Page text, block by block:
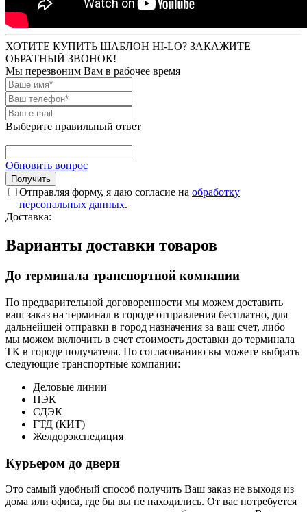
ХОТИТЕ КУПИТЬ ШАБЛОН HI-LO? ЗАКАЖИТЕ
ОБРАТНЫЙ ЗВОНОК!
Мы перезвоним Вам в рабочее время
Выберите правильный ответ
Обновить вопрос
Отправляя форму, я даю согласие на обработку
персональных данных.
Доставка:
Варианты доставки товаров
До терминала транспортной компании
По предварительной договоренности мы можем доставить
ваш заказ на терминал в городе отправления бесплатно, для
дальнейшей отправки в город назначения за ваш счет, либо
мы можем включить в счет стоимость доставки до терминала
ТК в городе получателя. По согласованию вы можете выбрать
следующие транспортные компании:
Деловые линии
ПЭК
СДЭК
ГТД (КИТ)
Желдорэкспедиция
Курьером до двери
Это самый удобный способ получить Ваш заказ не выходя из
дома или офиса, где бы вы не находились. От вас потребуется